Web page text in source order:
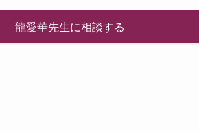
龍愛華先生に相談する